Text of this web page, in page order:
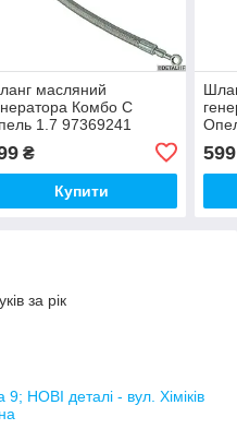
масляний
Комбо С
1.7 97369241
545438 5545510
12
₴
Купити
10-
599
за рік
НОВІ деталі - вул. Хіміків